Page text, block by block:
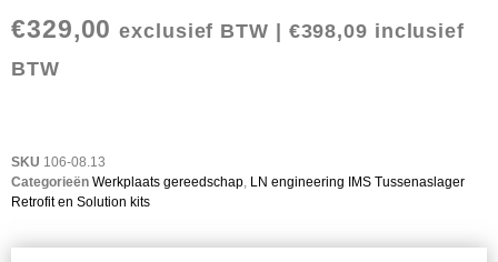
€329,00 exclusief BTW | €398,09 inclusief
BTW
SKU 106-08.13
Categorieën Werkplaats gereedschap, LN engineering IMS Tussenaslager
Retrofit en Solution kits